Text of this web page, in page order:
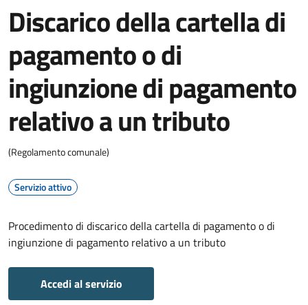
Discarico della cartella di
pagamento o di
ingiunzione di pagamento
relativo a un tributo
(Regolamento comunale)
Servizio attivo
Procedimento di discarico della cartella di pagamento o di
ingiunzione di pagamento relativo a un tributo
Accedi al servizio